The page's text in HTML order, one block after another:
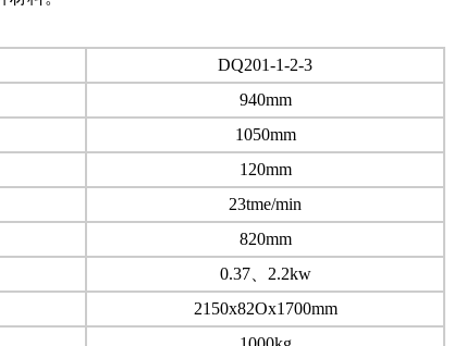
DQ201-1-2-3
940mm
1050mm
120mm
23tme/min
820mm
0.37、2.2kw
2150x82Ox1700mm